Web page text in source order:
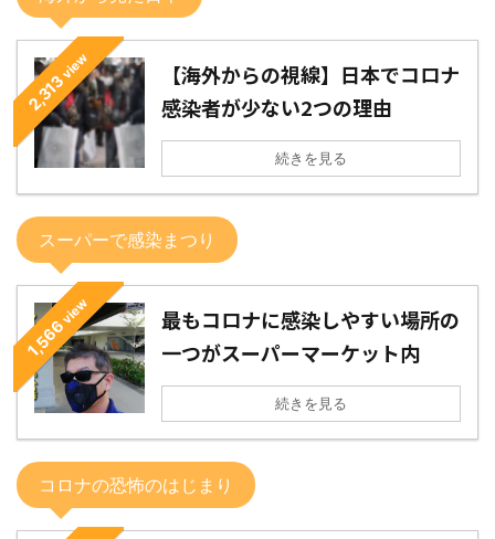
2,313
view
【海外からの視線】日本でコロナ
感染者が少ない2つの理由
続きを見る
スーパーで感染まつり
1,566
view
最もコロナに感染しやすい場所の
一つがスーパーマーケット内
続きを見る
コロナの恐怖のはじまり